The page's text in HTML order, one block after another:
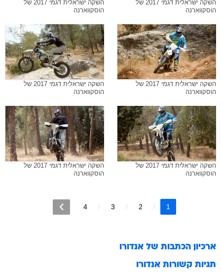
השקה ישראלית דגמי 2017 של
הוסקווארנה
השקה ישראלית דגמי 2017 של
הוסקווארנה
השקה ישראלית דגמי 2017 של
הוסקווארנה
השקה ישראלית דגמי 2017 של
הוסקווארנה
השקה ישראלית דגמי 2017 של
הוסקווארנה
השקה ישראלית דגמי 2017 של
הוסקווארנה
1
2
3
4
ארכיון הכתבות של אנדורו
תגיות קשורות אנדורו